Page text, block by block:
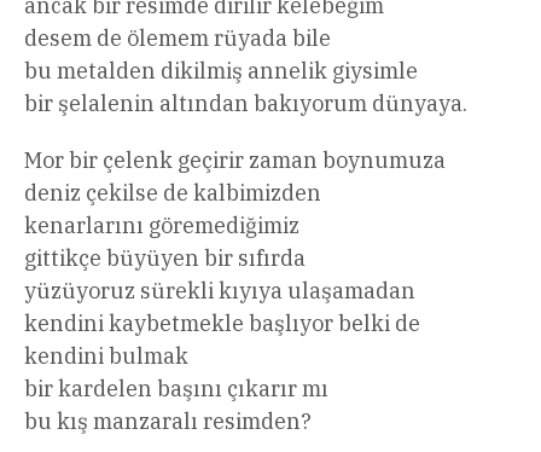
ancak bir resimde dirilir kelebeğim
desem de ölemem rüyada bile
bu metalden dikilmiş annelik giysimle
bir şelalenin altından bakıyorum dünyaya.
Mor bir çelenk geçirir zaman boynumuza
deniz çekilse de kalbimizden
kenarlarını göremediğimiz
gittikçe büyüyen bir sıfırda
yüzüyoruz sürekli kıyıya ulaşamadan
kendini kaybetmekle başlıyor belki de
kendini bulmak
bir kardelen başını çıkarır mı
bu kış manzaralı resimden?